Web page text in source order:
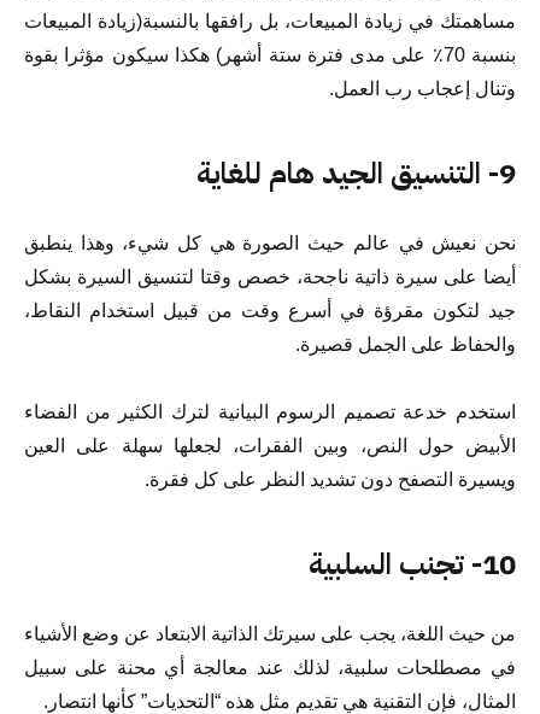
مساهمتك في زيادة المبيعات، بل رافقها بالنسبة(زيادة المبيعات
بنسبة 70٪ على مدى فترة ستة أشهر) هكذا سيكون مؤثرا بقوة
وتنال إعجاب رب العمل.
9- التنسيق الجيد هام للغاية
نحن نعيش في عالم حيث الصورة هي كل شيء، وهذا ينطبق
أيضا على سيرة ذاتية ناجحة، خصص وقتا لتنسيق السيرة بشكل
جيد لتكون مقرؤة في أسرع وقت من قبيل استخدام النقاط،
والحفاظ على الجمل قصيرة.
استخدم خدعة تصميم الرسوم البيانية لترك الكثير من الفضاء
الأبيض حول النص، وبين الفقرات، لجعلها سهلة على العين
ويسيرة التصفح دون تشديد النظر على كل فقرة.
10- تجنب السلبية
من حيث اللغة، يجب على سيرتك الذاتية الابتعاد عن وضع الأشياء
في مصطلحات سلبية، لذلك عند معالجة أي محنة على سبيل
المثال، فإن التقنية هي تقديم مثل هذه “التحديات” كأنها انتصار.